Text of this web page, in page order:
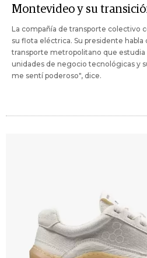
Montevideo y su
La compañía de transporte colectivo
su flota eléctrica. Su presidente habla
transporte metropolitano que estudia
unidades de negocio tecnológicas y
me sentí poderoso", dice.